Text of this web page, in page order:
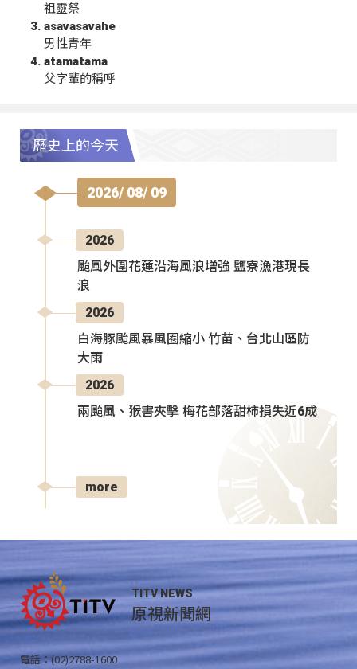
祖靈祭
asavasavahe
男性青年
atamatama
父字輩的稱呼
歷史上的今天
2026/ 08/ 09
2026
颱風外圍花蓮沿海風浪增強 鹽寮漁港現長
浪
2026
白海豚颱風暴風圈縮小 竹苗、台北山區防
大雨
2026
兩颱風、猴害夾擊 梅花部落甜柿損失近6成
more
TITV NEWS
原視新聞網
電話：(02)2788-1600